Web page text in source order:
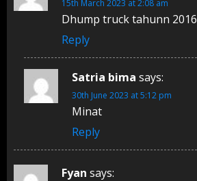
15th March 2023 at 2:08 am
Dhump truck tahunn 2016
Reply
Satria bima says:
30th June 2023 at 5:12 pm
Minat
Reply
Fyan says: